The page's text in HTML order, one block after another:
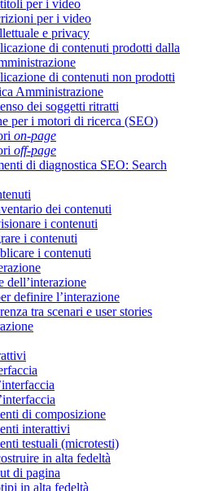
per i video
per i video
e privacy
di contenuti prodotti dalla
di contenuti non prodotti
Amministrazione
dei soggetti ritratti
per i motori di ricerca (SEO)
on-page
off-page
di diagnostica SEO: Search
dei contenuti
i contenuti
i contenuti
i contenuti
dell’interazione
definire l’interazione
tra scenari e user stories
di composizione
interattivi
testuali (microtesti)
in alta fedeltà
di pagina
in alta fedeltà